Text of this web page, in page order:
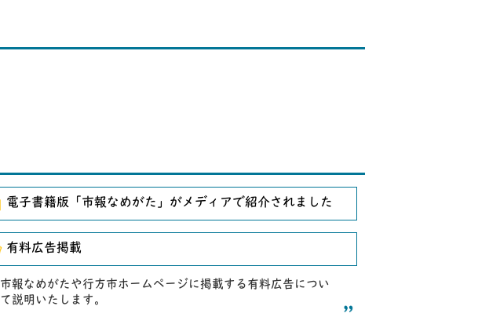
電子書籍版「市報なめがた」がメディアで紹介されました
有料広告掲載
市報なめがたや行方市ホームページに掲載する有料広告につい
て説明いたします。